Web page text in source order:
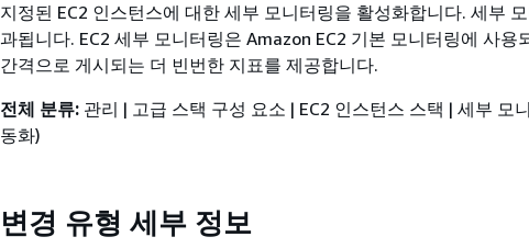
지정된 EC2 인스턴스에 대한 세부 모니터링을 활성화합니다. 세부
과됩니다. EC2 세부 모니터링은 Amazon EC2 기본 모니터링에 사용
간격으로 게시되는 더 빈번한 지표를 제공합니다.
전체 분류: 관리 | 고급 스택 구성 요소 | EC2 인스턴스 스택 | 세부 모
동화)
변경 유형 세부 정보